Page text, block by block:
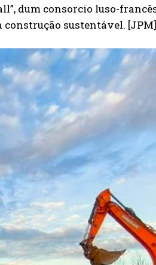
dum consorcio luso-
construção sustentável.